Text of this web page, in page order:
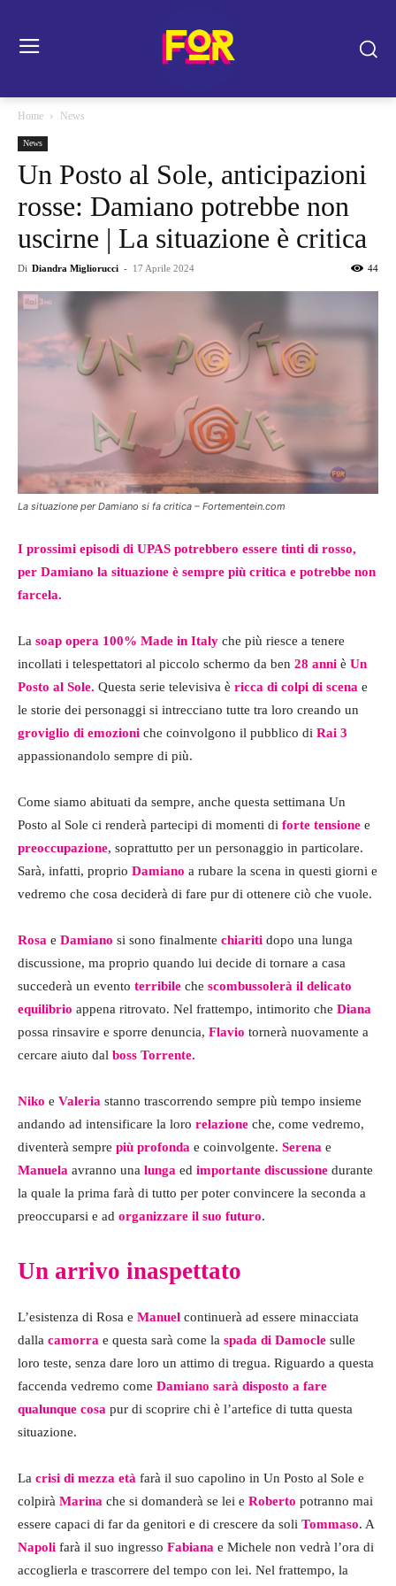
Home News
News
Un Posto al Sole, anticipazioni
rosse: Damiano potrebbe non
uscirne | La situazione è critica
Di Diandra Migliorucci - 17 Aprile 2024 44
La situazione per Damiano si fa critica – Fortementein.com
I prossimi episodi di UPAS potrebbero essere tinti di rosso,
per Damiano la situazione è sempre più critica e potrebbe non
farcela.
La soap opera 100% Made in Italy che più riesce a tenere
incollati i telespettatori al piccolo schermo da ben 28 anni è Un
Posto al Sole. Questa serie televisiva è ricca di colpi di scena e
le storie dei personaggi si intrecciano tutte tra loro creando un
groviglio di emozioni che coinvolgono il pubblico di Rai 3
appassionandolo sempre di più.
Come siamo abituati da sempre, anche questa settimana Un
Posto al Sole ci renderà partecipi di momenti di forte tensione e
preoccupazione, soprattutto per un personaggio in particolare.
Sarà, infatti, proprio Damiano a rubare la scena in questi giorni e
vedremo che cosa deciderà di fare pur di ottenere ciò che vuole.
Rosa e Damiano si sono finalmente chiariti dopo una lunga
discussione, ma proprio quando lui decide di tornare a casa
succederà un evento terribile che scombussolerà il delicato
equilibrio appena ritrovato. Nel frattempo, intimorito che Diana
possa rinsavire e sporre denuncia, Flavio tornerà nuovamente a
cercare aiuto dal boss Torrente.
Niko e Valeria stanno trascorrendo sempre più tempo insieme
andando ad intensificare la loro relazione che, come vedremo,
diventerà sempre più profonda e coinvolgente. Serena e
Manuela avranno una lunga ed importante discussione durante
la quale la prima farà di tutto per poter convincere la seconda a
preoccuparsi e ad organizzare il suo futuro.
Un arrivo inaspettato
L’esistenza di Rosa e Manuel continuerà ad essere minacciata
dalla camorra e questa sarà come la spada di Damocle sulle
loro teste, senza dare loro un attimo di tregua. Riguardo a questa
faccenda vedremo come Damiano sarà disposto a fare
qualunque cosa pur di scoprire chi è l’artefice di tutta questa
situazione.
La crisi di mezza età farà il suo capolino in Un Posto al Sole e
colpirà Marina che si domanderà se lei e Roberto potranno mai
essere capaci di far da genitori e di crescere da soli Tommaso. A
Napoli farà il suo ingresso Fabiana e Michele non vedrà l’ora di
accoglierla e trascorrere del tempo con lei. Nel frattempo, la